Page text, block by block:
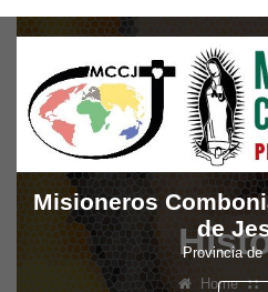
Skip
content
Misioneros
de
Provincia de
Home